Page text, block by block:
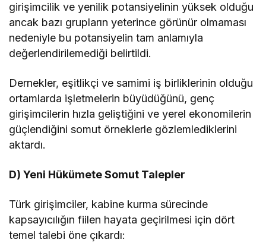
girişimcilik ve yenilik potansiyelinin yüksek olduğu
ancak bazı grupların yeterince görünür olmaması
nedeniyle bu potansiyelin tam anlamıyla
değerlendirilemediği belirtildi.
Dernekler, eşitlikçi ve samimi iş birliklerinin olduğu
ortamlarda işletmelerin büyüdüğünü, genç
girişimcilerin hızla geliştiğini ve yerel ekonomilerin
güçlendiğini somut örneklerle gözlemlediklerini
aktardı.
D) Yeni Hükümete Somut Talepler
Türk girişimciler, kabine kurma sürecinde
kapsayıcılığın fiilen hayata geçirilmesi için dört
temel talebi öne çıkardı: